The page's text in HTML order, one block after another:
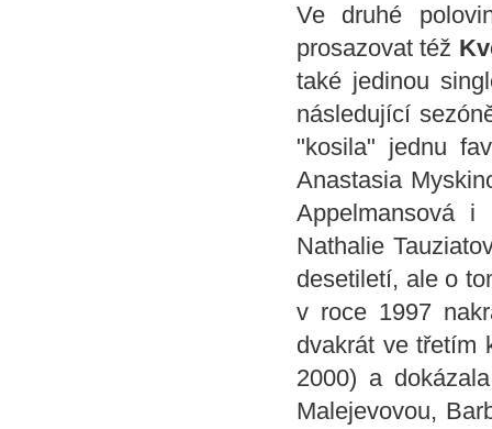
Ve druhé
prosazovat též
také jedinou
následující
"kosila" jednu
Anastasia
Appelmansová
Nathalie
desetiletí, ale o
v roce 1997
dvakrát ve třetím
2000) a
Malejevovou,